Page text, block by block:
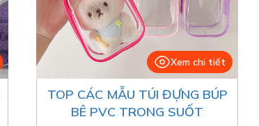
Xem chi tiết
TOP CÁC MẪU TÚI ĐỰNG BÚP
BÊ PVC TRONG SUỐT